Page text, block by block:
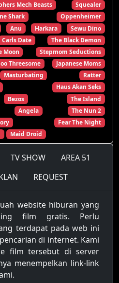
Mech Beasts
Squealer
Shark
Oppenheimer
Anu Harkara
Sewu Dino
Carls Date
The Black Demon
Moon
Stepmom Seductions
Threesome
Japanese Moms
Masturbating
Ratter
Haus Akan Seks
Bezos
The Island
Angela
The Nun 2
Fear The Night
Maid Droid
TV SHOW
AREA 51
REQUEST
website hiburan yang
film gratis. Perlu
terdapat pada web ini
di internet. Kami
film tersebut di server
menempelkan link-link